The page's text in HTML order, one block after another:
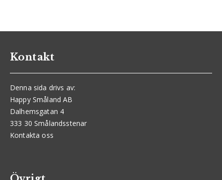
Kontakt
Denna sida drivs av:
Happy Småland AB
Dalhemsgatan 4
333 30 Smålandsstenar
Kontakta oss